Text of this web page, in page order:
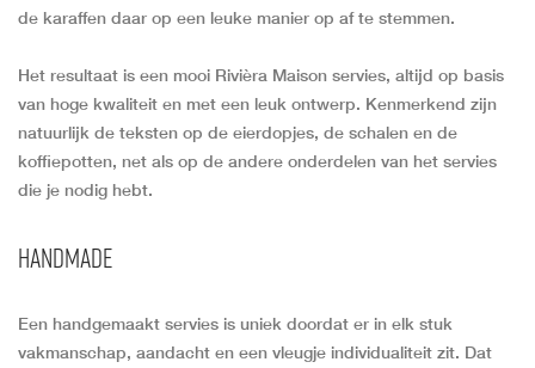
de karaffen daar op een leuke manier op af te stemmen.
Het resultaat is een mooi Rivièra Maison servies, altijd op basis
van hoge kwaliteit en met een leuk ontwerp. Kenmerkend zijn
natuurlijk de teksten op de eierdopjes, de schalen en de
koffiepotten, net als op de andere onderdelen van het servies
die je nodig hebt.
Handmade
Een handgemaakt servies is uniek doordat er in elk stuk
vakmanschap, aandacht en een vleugje individualiteit zit. Dat